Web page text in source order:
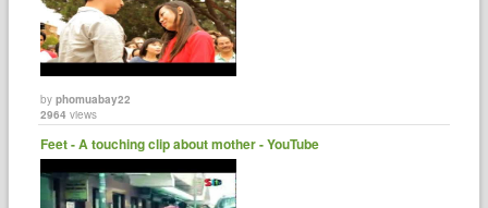
byphomuabay22
2964 views
Feet - A touching clip about mother - YouTube